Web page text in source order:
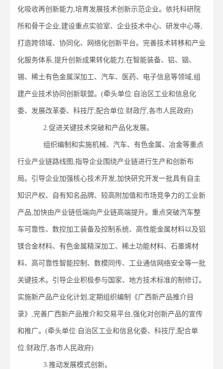
化吸收再创新能力,培育发展技术创新示范企业。依托科研院
所和骨干企业,建设重点实验室、企业技术中心、研发中心等,
打造跨领域、协同化、网络化创新平台。完善技术转移和产业
化服务体系,提升创新成果转化能力,在智能装备、铝、铟、
锡、稀土有色金属深加工、汽车、医药、电子信息等领域,组
建产业技术协同创新联盟。(牵头单位:自治区工业和信息化
委、发展改革委、科技厅;配合单位:财政厅,各市人民政府)
2.促进关键技术突破和产品化发展。
组织编制和实施机械、汽车、有色金属、冶金等重点
行业产业链路线图,指导企业围绕产业链进行生产和创新布
局。引导企业加强核心技术开发,加快研究开发一批具有自主
知识产权、自有知名品牌、较高附加值和市场竞争力的工业新
产品,加快由产业链低端向产业链高端提升。重点突破汽车整
车可靠性、数控加工装备及控制系统、高性能金属材料以及铝
镁合金材料、有色金属精深加工、稀土功能材料、石墨烯材
料、高可靠性智能控制、数模同传、工业通信网络安全等一批
关键技术。引导企业积极参与国家、地方技术标准的制修订。
实施新产品产业化计划,定期组织编制《广西新产品推介目
录》,完善广西新产品推介和交易平台,强化对创新产品的宣传
和推广。(牵头单位:自治区工业和信息化委、科技厅;配合单
位:财政厅,各市人民政府)
3.推动发展模式创新。